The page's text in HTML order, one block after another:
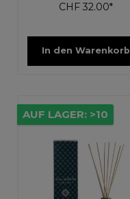
CHF 32.00*
In den Warenkorb
AUF LAGER: >10